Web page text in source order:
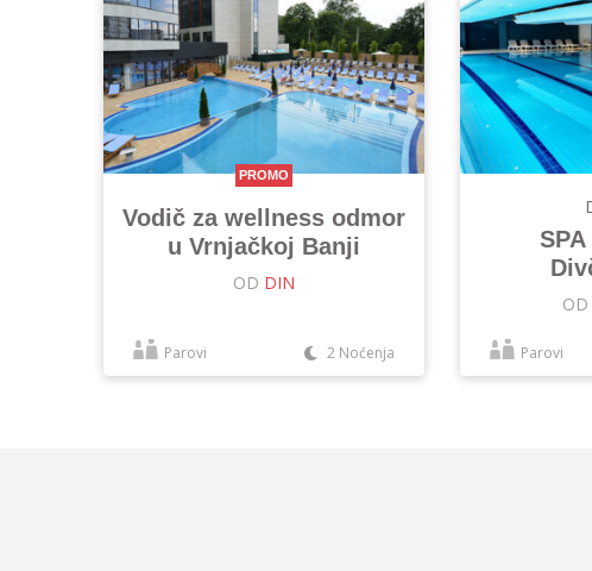
PROMO
Vodič za wellness odmor
u Vrnjačkoj Banji
OD DIN
Parovi 2 Noćenja
OD
Parovi